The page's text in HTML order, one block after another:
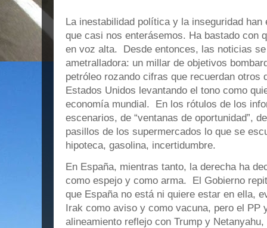
La inestabilidad política y la inseguridad
que casi nos enterásemos. Ha bastado con
en voz alta. Desde entonces, las noticias
ametralladora: un millar de objetivos
petróleo rozando cifras que recuerdan otros
Estados Unidos levantando el tono como
economía mundial. En los rótulos de los
escenarios, de “ventanas de oportunidad”,
pasillos de los supermercados lo que se
hipoteca, gasolina, incertidumbre.
En España, mientras tanto, la derecha ha
como espejo y como arma. El Gobierno
que España no está ni quiere estar en ella,
Irak como aviso y como vacuna, pero el PP
alineamiento reflejo con Trump y